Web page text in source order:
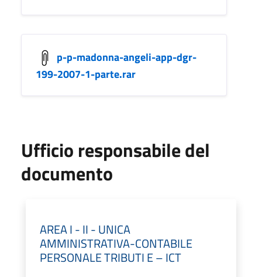
p-p-madonna-angeli-app-dgr-
199-2007-1-parte.rar
Ufficio responsabile del
documento
AREA I - II - UNICA
AMMINISTRATIVA-CONTABILE
PERSONALE TRIBUTI E – ICT